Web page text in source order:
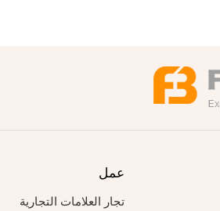
عمل
تجار العلامات التجارية